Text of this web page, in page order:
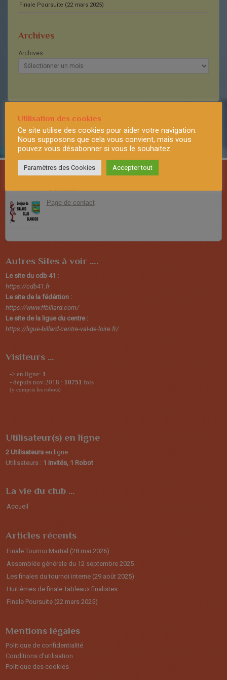
Finale Poursuite (22 mars 2025)
Archives
Archives
Notre page Facebook
(connectez-vous à Facebook avant)
Page de contact
Autres Sites à voir ….
Le site du cdb 41 :
https://cdb41.fr
Le site de la fédértion :
https://www.ffbillard.com/
Le site de la ligue du centre :
https://ligue-billard-centre-val-de-loire.fr/
Visiteurs …
Utilisateur(s) en ligne
2 Utilisateurs en ligne
Utilisateurs : 1 Invités, 1 Robot
La vie du club …
Accueil
Articles récents
Finale Tournoi Martial (28 mai 2026)
Assemblée générale du 12 septembre 2025
Les finales du tournoi interne (29 août 2025)
Huitièmes de finale Tableaux finalistes
Finale Poursuite (22 mars 2025)
Mentions légales
Politique de confidentialité
Conditions d'utilisation
Politique des cookies
Utilisation des cookies
Ce site utilise des cookies pour aider votre navigation.
Nous supposons que cela vous convient, mais vous
pouvez vous désabonner si vous le souhaitez
Paramètres des Cookies Accepter tout